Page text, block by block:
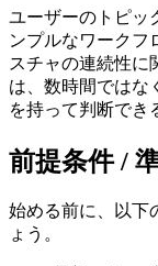
ユーザーのトピッ
ンプルなワークフ
スチャの連続性に
は、数時間ではな
を持って判断でき
前提条件 /
始める前に、以下
ょう。